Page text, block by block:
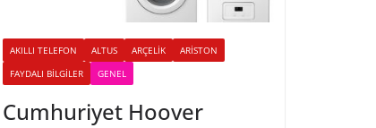
AKILLI TELEFON ALTUS ARÇELIK
ARISTON
FAYDALI BILGILER
GENEL
Cumhuriyet Hoover